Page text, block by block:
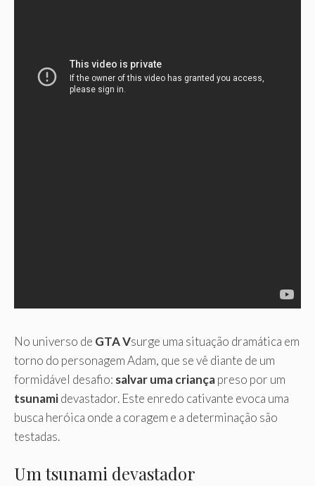
No universo de GTA Vsurge uma situação dramática em
torno do personagem Adam, que se vê diante de um
formidável desafio: salvar uma criançapreso por um
tsunamidevastador. Este enredo cativante evoca uma
busca heróica onde a coragem e a determinação são
testadas.
Um tsunami devastador